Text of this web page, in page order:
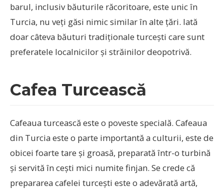
barul, inclusiv băuturile răcoritoare, este unic în
Turcia, nu veți găsi nimic similar în alte țări. Iată
doar câteva băuturi tradiționale turcești care sunt
preferatele localnicilor și străinilor deopotrivă.
Cafea Turcească
Cafeaua turcească este o poveste specială. Cafeaua
din Turcia este o parte importantă a culturii, este de
obicei foarte tare și groasă, preparată într-o turbină
și servită în cești mici numite finjan. Se crede că
prepararea cafelei turcești este o adevărată artă,